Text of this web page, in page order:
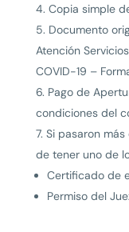
Copia simple
Documento
Atención
COVID-19 –
Pago de
condiciones del
Si pasaron
de tener uno de
Certificado de
Permiso del